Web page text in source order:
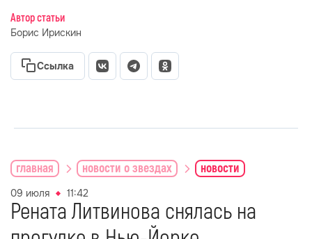
Автор статьи
Борис Ирискин
Ссылка
главная новости о звездах новости
09 июля 11:42
Рената Литвинова снялась на